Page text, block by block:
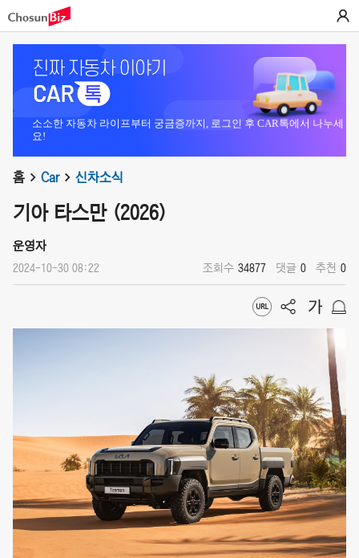
소소한 자동차 라이프부터 궁금증까지, 로그인 후 CAR톡에서 나누세
요!
홈 Car 신차소식
기아 타스만 (2026)
운영자
2024-10-30 08:22 조회수 34877 댓글 0 추천 0